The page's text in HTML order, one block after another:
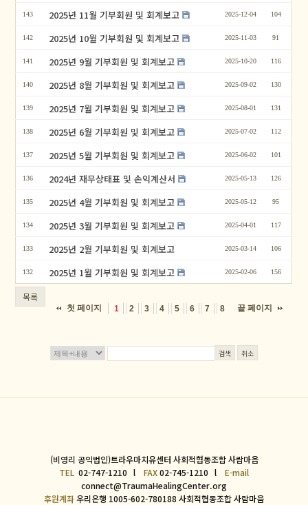
143 2025년 11월 기부회원 및 회계보고 2025-12-04 104
142 2025년 10월 기부회원 및 회계보고 2025-11-03 91
141 2025년 9월 기부회원 및 회계보고 2025-10-20 116
140 2025년 8월 기부회원 및 회계보고 2025-09-02 130
139 2025년 7월 기부회원 및 회계보고 2025-08-01 131
138 2025년 6월 기부회원 및 회계보고 2025-07-02 112
137 2025년 5월 기부회원 및 회계보고 2025-06-02 101
136 2024년 재무상태표 및 손익계산서 2025-05-13 126
135 2025년 4월 기부회원 및 회계보고 2025-05-12 95
134 2025년 3월 기부회원 및 회계보고 2025-04-01 117
133 2025년 2월 기부회원 및 회계보고 2025-03-14 106
132 2025년 1월 기부회원 및 회계보고 2025-02-06 156
목록
첫 페이지 1 2 3 4 5 6 7 8 끝 페이지
검색 취소
(비영리 공익법인)트라우마치유센터 사회적협동조합 사람마음
TEL 02-747-1210 l FAX02-745-1210 l E-mail
connect@TraumaHealingCenter.org
후원계좌우리은행 1005-602-780188 사회적협동조합 사람마음